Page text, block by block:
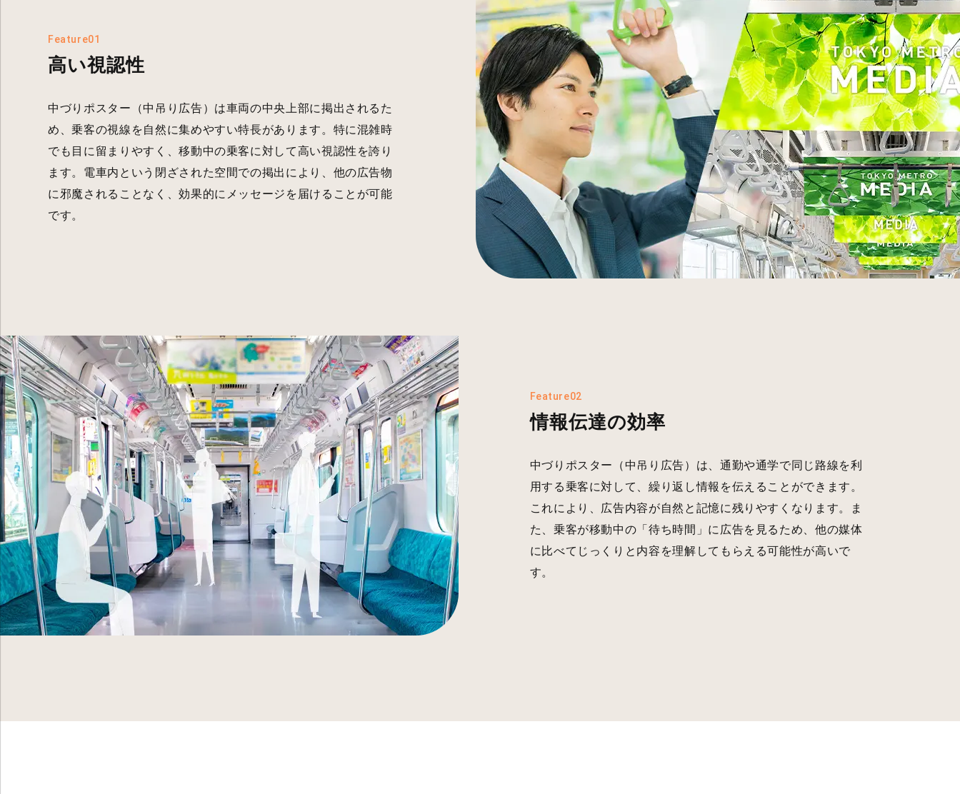
Feature01
高い視認性
中づりポスター（中吊り広告）は車両の中央上部に掲出されるた
め、乗客の視線を自然に集めやすい特長があります。特に混雑時
でも目に留まりやすく、移動中の乗客に対して高い視認性を誇り
ます。電車内という閉ざされた空間での掲出により、他の広告物
に邪魔されることなく、効果的にメッセージを届けることが可能
です。
Feature02
情報伝達の効率
中づりポスター（中吊り広告）は、通勤や通学で同じ路線を利
用する乗客に対して、繰り返し情報を伝えることができます。
これにより、広告内容が自然と記憶に残りやすくなります。ま
た、乗客が移動中の「待ち時間」に広告を見るため、他の媒体
に比べてじっくりと内容を理解してもらえる可能性が高いで
す。